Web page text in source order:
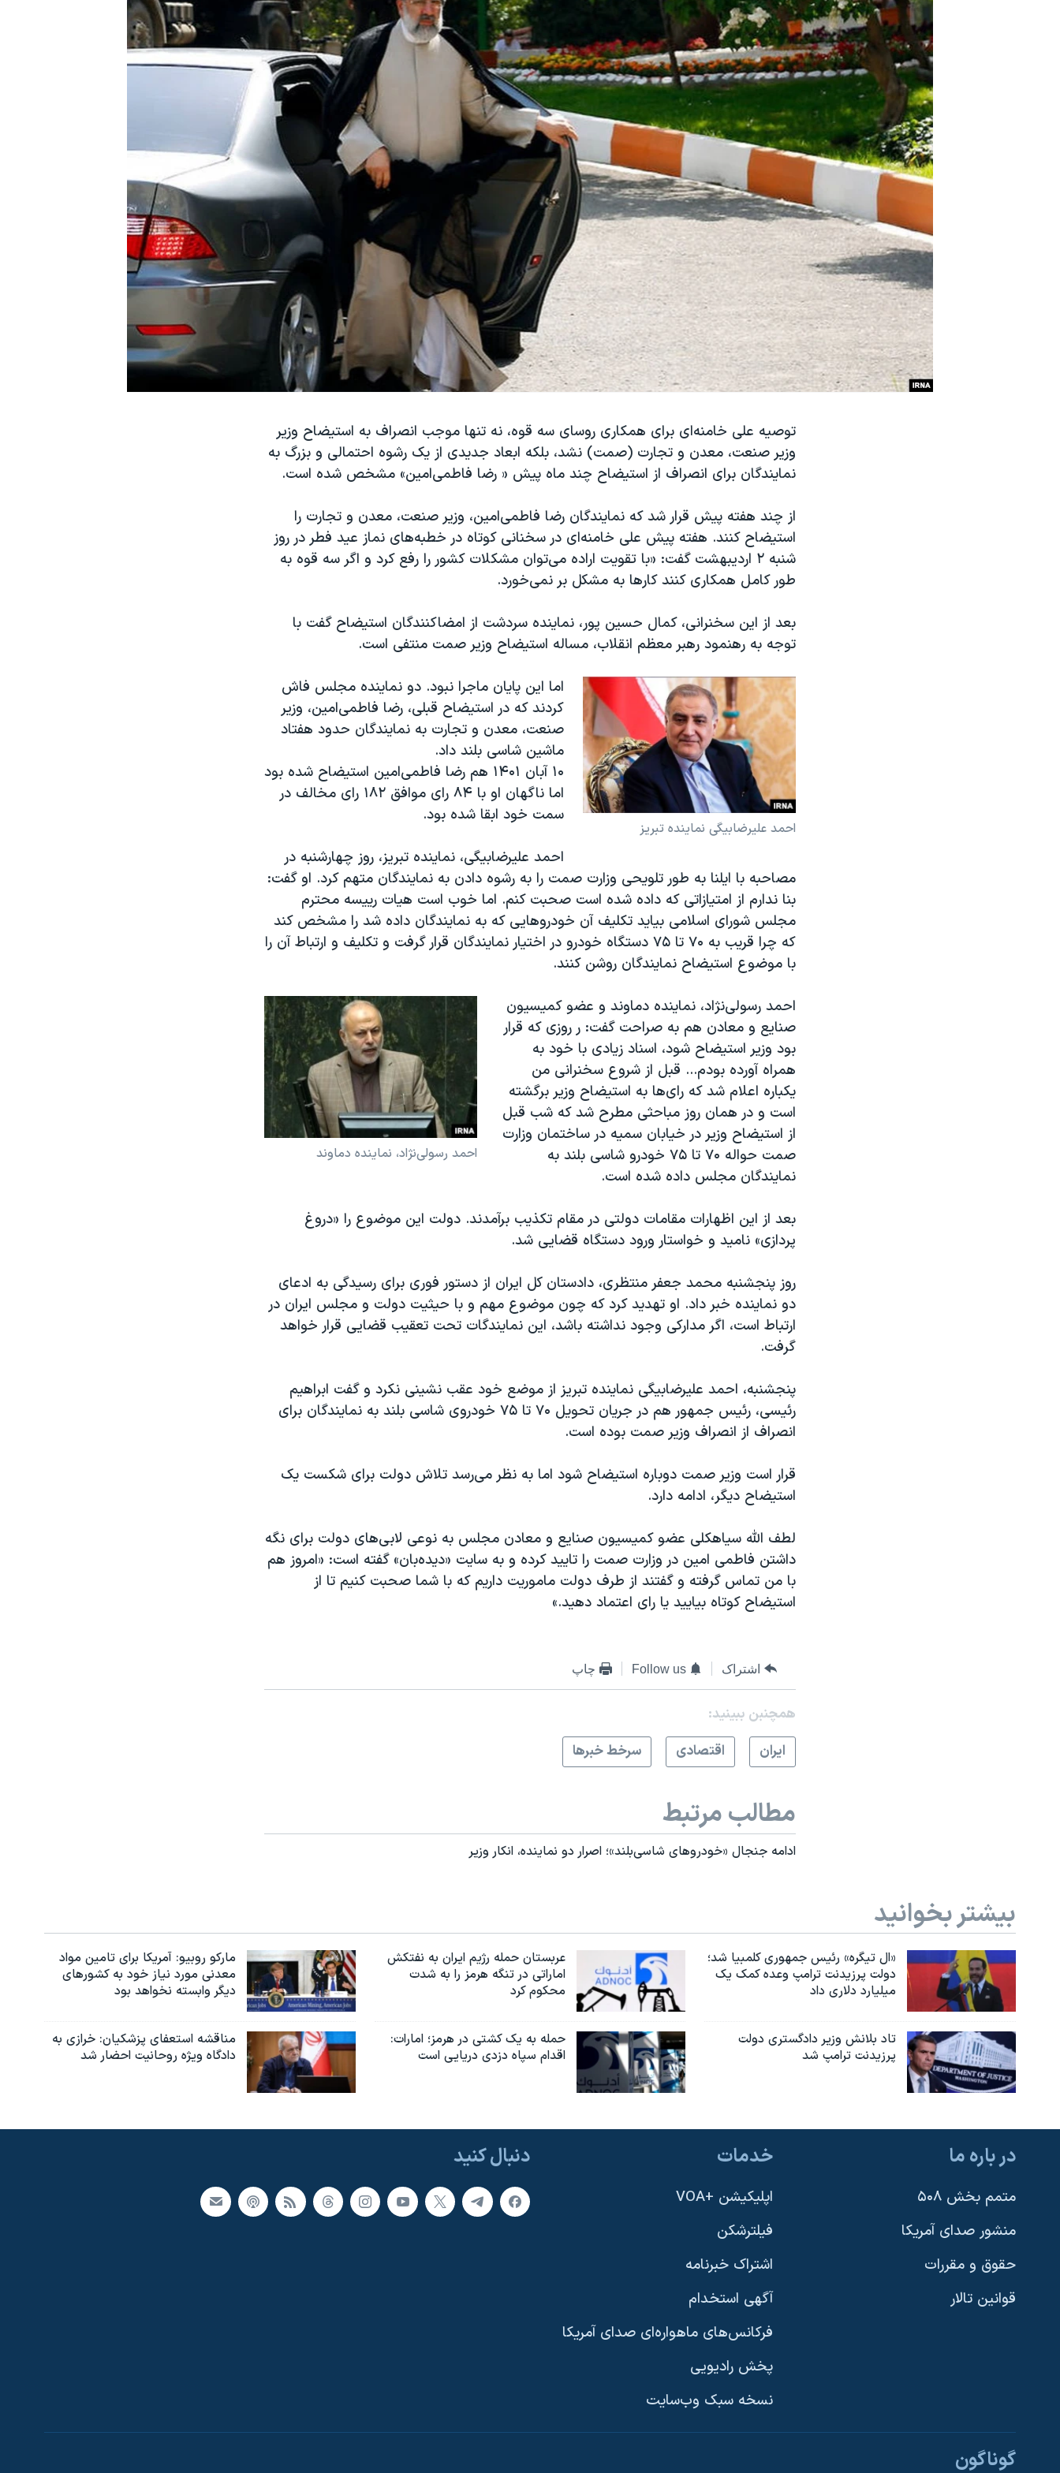
انتخابات ریاست جمهوری آمریکا ۲۰۲۴
حمله جمهوری اسلامی به اسرائیل
اعتراضات زن، زندگی، آزادی
مجموعه مستندهای دادخواهی
چهل سال گروگان‌گیری
قانون شفافیت دارائی کادر رهبری ایران
اعتراضات مردمی آبان ۹۸
نرگس محمدی برنده جایزه نوبل صلح
دنبال کنید
توصیه علی خامنه‌ای برای همکاری روسای سه قوه، نه تنها موجب انصراف به استیضاح وزیر
وزیر صنعت، معدن و تجارت (صمت) نشد، بلکه ابعاد جدیدی از یک رشوه احتمالی و بزرگ به
نمایندگان برای انصراف از استیضاح چند ماه پیش « رضا فاطمی‌امین» مشخص شده است.
از چند هفته پیش قرار شد که نمایندگان رضا فاطمی‌امین، وزیر صنعت، معدن و تجارت را
استیضاح کنند. هفته پیش علی خامنه‌ای در سخنانی کوتاه در خطبه‌های نماز عید فطر در روز
شنبه ۲ اردیبهشت گفت: «با تقویت اراده می‌توان مشکلات کشور را رفع کرد و اگر سه قوه به
طور کامل همکاری کنند کارها به مشکل بر نمی‌خورد.
بعد از این سخنرانی، کمال حسین پور، نماینده سردشت از امضاکنندگان استیضاح گفت با
توجه به رهنمود رهبر معظم انقلاب، مساله استیضاح وزیر صمت منتفی است.
احمد علیرضابیگی نماینده تبریز
اما این پایان ماجرا نبود. دو نماینده مجلس فاش
کردند که در استیضاح قبلی، رضا فاطمی‌امین، وزیر
صنعت، معدن و تجارت به نمایندگان حدود هفتاد
ماشین شاسی بلند داد.
۱۰ آبان ۱۴۰۱ هم رضا فاطمی‌امین استیضاح شده بود
اما ناگهان او با ۸۴ رای موافق ۱۸۲ رای مخالف در
سمت خود ابقا شده بود.
احمد علیرضابیگی، نماینده تبریز، روز چهارشنبه در
مصاحبه‌ با ایلنا به طور تلویحی وزارت صمت را به رشوه دادن به نمایندگان متهم کرد. او گفت:
بنا ندارم از امتیازاتی که داده شده است صحبت کنم. اما خوب است هیات رییسه محترم
مجلس شورای اسلامی بیاید تکلیف آن خودرو‌هایی که به نمایندگان داده شد را مشخص کند
که چرا قریب به ۷۰ تا ۷۵ دستگاه خودرو در اختیار نمایندگان قرار گرفت و تکلیف و ارتباط آن را
با موضوع استیضاح نمایندگان روشن کنند.
احمد رسولی‌نژاد، نماینده دماوند
احمد رسولی‌نژاد، نماینده دماوند و عضو کمیسیون
صنایع و معادن هم به صراحت گفت: ر روزی که قرار
بود وزیر استیضاح شود، اسناد زیادی با خود به
همراه آورده بودم... قبل از شروع سخنرانی من
یکباره اعلام شد که رای‌ها به استیضاح وزیر برگشته
است و در همان روز مباحثی مطرح شد که شب قبل
از استیضاح وزیر در خیابان سمیه در ساختمان وزارت
صمت حواله ۷۰ تا ۷۵ خودرو شاسی بلند به
نمایندگان مجلس داده شده است.
بعد از این اظهارات مقامات دولتی در مقام تکذیب برآمدند. دولت این موضوع را «دروغ
پردازی» نامید و خواستار ورود دستگاه قضایی شد.
روز پنجشنبه محمد جعفر منتظری، دادستان کل ایران از دستور فوری برای رسیدگی به ادعای
دو نماینده خبر داد. او تهدید کرد که چون موضوع مهم و با حیثیت دولت و مجلس ایران در
ارتباط است،‌ اگر مدارکی وجود نداشته باشد،‌ این نمایندگات تحت تعقیب قضایی قرار خواهد
گرفت.
پنجشنبه، احمد علیرضابیگی نماینده تبریز از موضع خود عقب نشینی نکرد و گفت ابراهیم
رئیسی، رئیس جمهور هم در جریان تحویل ۷۰ تا ۷۵ خودروی شاسی بلند به نمایندگان برای
انصراف از انصراف وزیر صمت بوده است.
قرار است وزیر صمت دوباره استیضاح شود اما به نظر می‌رسد تلاش دولت برای شکست یک
استیضاح دیگر، ادامه دارد.
لطف الله سیاهکلی عضو کمیسیون صنایع و معادن مجلس به نوعی لابی‌های دولت برای نگه
داشتن فاطمی امین در وزارت صمت را تایید کرده و به سایت «دیده‌بان» گفته است: «امروز هم
با من تماس گرفته و گفتند از طرف دولت ماموریت داریم که با شما صحبت کنیم تا از
استیضاح کوتاه بیایید یا رای اعتماد دهید.»
اشتراک Follow us چاپ
همچنبن ببینید:
ايران
اقتصادی سرخط خبرها
مطالب مرتبط
ادامه جنجال «خودروهای شاسی‌بلند»؛ اصرار دو نماینده، انکار وزیر
بیشتر بخوانید
«ال تیگره» رئیس جمهوری کلمبیا شد؛
دولت پرزیدنت ترامپ وعده کمک یک
میلیارد دلاری داد
عربستان حمله رژیم ایران به نفتکش
اماراتی در تنگه هرمز را به‌ شدت
محکوم کرد
مارکو روبیو: آمریکا برای تامین مواد
معدنی مورد نیاز خود به کشورهای
دیگر وابسته نخواهد بود
تاد بلانش وزیر دادگستری دولت
پرزیدنت ترامپ شد
حمله به یک کشتی در هرمز؛ امارات:
اقدام سپاه دزدی دریایی است
مناقشه استعفای پزشکیان: خرازی به
دادگاه ویژه روحانیت احضار شد
دنبال کنید در باره ما
متمم بخش ۵۰۸
منشور صدای آمریکا
حقوق و مقررات
قوانین تالار
خدمات
اپلیکیشن +VOA
فیلترشکن
اشتراک خبرنامه
آگهی استخدام
فرکانس‌های ماهواره‌ای صدای آمریکا
پخش رادیویی
نسخه سبک وب‌سایت
گوناگون